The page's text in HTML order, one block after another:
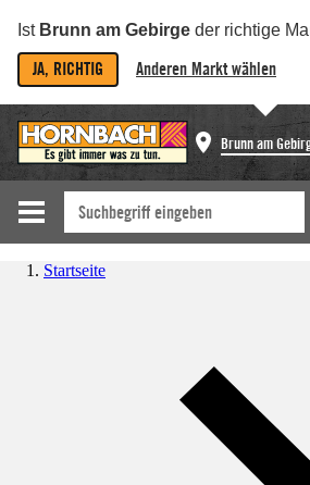
Ist Brunn am Gebirge der richtige
JA, RICHTIG Anderen Markt wählen
Brunn am
Startseite